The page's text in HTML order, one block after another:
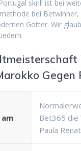
skrill ist bei
bei
Götter. Wir
Gegen
Bet365 die
Paula